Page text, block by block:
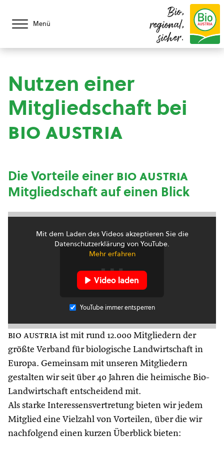
Menü
Bio,
regional,
sicher.
Nutzen einer
Mitgliedschaft bei
bio austria
Die Vorteile einerbio austria
Mitgliedschaft auf einen Blick
Mit dem Laden des Videos akzeptieren Sie die
Datenschutzerklärung von YouTube.
Mehr erfahren
Video laden
YouTube immer entsperren
bio austria ist mit rund 12.000 Mitgliedern der
größte Verband für biologische Landwirtschaft in
Europa. Gemeinsam mit unseren Mitgliedern
gestalten wir seit über 40 Jahren die heimische Bio-
Landwirtschaft entscheidend mit.
Als starke Interessensvertretung bieten wir jedem
Mitglied eine Vielzahl von Vorteilen, über die wir
nachfolgend einen kurzen Überblick bieten: